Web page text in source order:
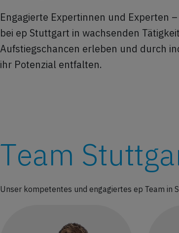
Engagierte Expertinnen und Experten
bei ep Stuttgart in wachsenden
Aufstiegschancen erleben und durch
ihr Potenzial entfalten.
Team
Unser kompetentes und engagiertes ep Team in